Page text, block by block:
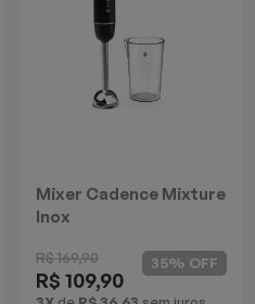
Mixer Cadence Mixture
Inox
R$ 169,90
R$ 109,90
35% OFF